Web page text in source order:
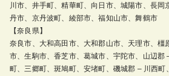
川市、井手町、精華町、向日市、城陽市、長岡
丹市、京丹波町、綾部市、福知山市、舞鶴市
【奈良県】
奈良市、大和高田市、大和郡山市、天理市、橿
市、生駒市、香芝市、葛城市、宇陀市、山辺郡
町、三郷町、斑鳩町、安堵町、磯城郡 – 川西